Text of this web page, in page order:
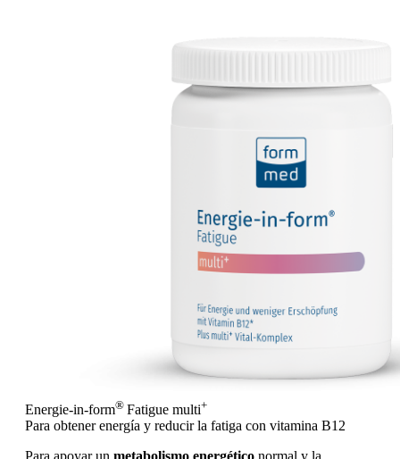
Energie-in-form® Fatigue multi+
Para obtener energía y reducir la fatiga con vitamina B12
Para apoyar un metabolismo energético normal y la